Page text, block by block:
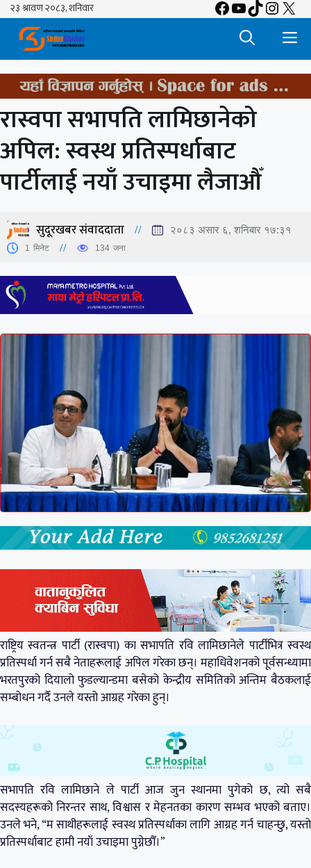
Skip
content
Facebook
YouTube
TikTok
X
रास्वपा सभापति लामिछानेको
अपिल: स्वस्थ प्रतिस्पर्धाबाट
पार्टीलाई नयाँ उचाइमा लैजाऔँ
सुदूरखबर संवाददाता २०८३ असार ६, शनिबार १७:३१
1 मिनेट 134 जना
राष्ट्रिय स्वतन्त्र पार्टी (रास्वपा) का सभापति रवि लामिछानेले पार्टीभित्र स्वस्थ
प्रतिस्पर्धा गर्न सबै नेताहरूलाई अपिल गरेका छन्। महाधिवेशनको पूर्वसन्ध्यामा
भरतपुरको दियालो फुडल्यान्डमा बसेको केन्द्रीय समितिको अन्तिम बैठकलाई
सम्बोधन गर्दै उनले यस्तो आग्रह गरेका हुन्।
सभापति रवि लामिछाने ले पार्टी आज जुन स्थानमा पुगेको छ, त्यो सबै
सदस्यहरूको निरन्तर साथ, विश्वास र मेहनतका कारण सम्भव भएको बताए।
उनले भने, “म साथीहरूलाई स्वस्थ प्रतिस्पर्धाका लागि आग्रह गर्न चाहन्छु, यस्तो
प्रतिस्पर्धाबाट हामी नयाँ उचाइमा पुग्नेछौँ।”